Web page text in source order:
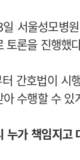
서울성모병
토론을 진행했
간호법이 시
수행할 수 있
누가 책임지고